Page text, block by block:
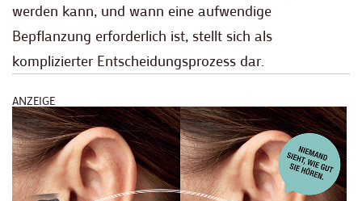
werden kann, und wann eine aufwendige
Bepflanzung erforderlich ist, stellt sich als
komplizierter Entscheidungsprozess dar.
ANZEIGE